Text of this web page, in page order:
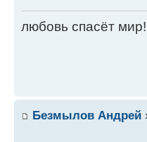
любовь спасёт
Безмылов Андрей